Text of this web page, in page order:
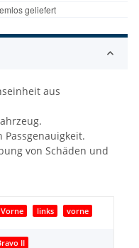
aus
von Schäden und
links vorne
II